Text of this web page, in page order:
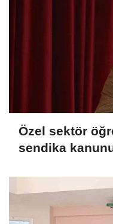
Özel sektör
sendika